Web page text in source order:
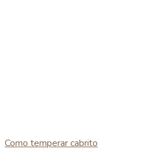
Como temperar cabrito